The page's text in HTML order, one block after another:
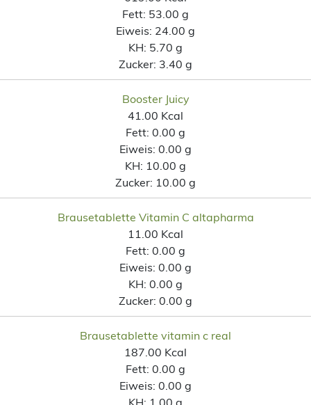
Fett: 53.00 g
Eiweis: 24.00 g
KH: 5.70 g
Zucker: 3.40 g
Booster Juicy
41.00 Kcal
Fett: 0.00 g
Eiweis: 0.00 g
KH: 10.00 g
Zucker: 10.00 g
Brausetablette Vitamin C altapharma
11.00 Kcal
Fett: 0.00 g
Eiweis: 0.00 g
KH: 0.00 g
Zucker: 0.00 g
Brausetablette vitamin c real
187.00 Kcal
Fett: 0.00 g
Eiweis: 0.00 g
KH: 1.00 g